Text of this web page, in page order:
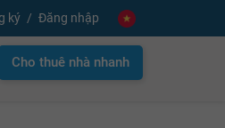
ký Đăng nhập
Cho thuê nhà nhanh